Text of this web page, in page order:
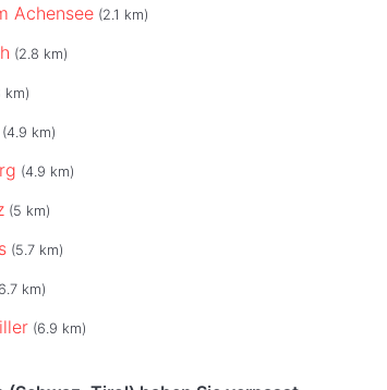
Achensee (2.1 km)
(2.8 km)
km)
(4.9 km)
(4.9 km)
(5 km)
(5.7 km)
km)
(6.9 km)